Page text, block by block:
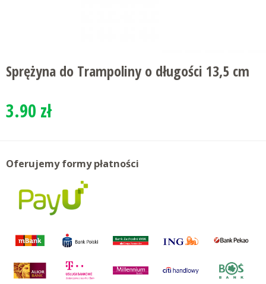
Sprężyna do Trampoliny o długości 13,5 cm
3.90 zł
Oferujemy formy płatności